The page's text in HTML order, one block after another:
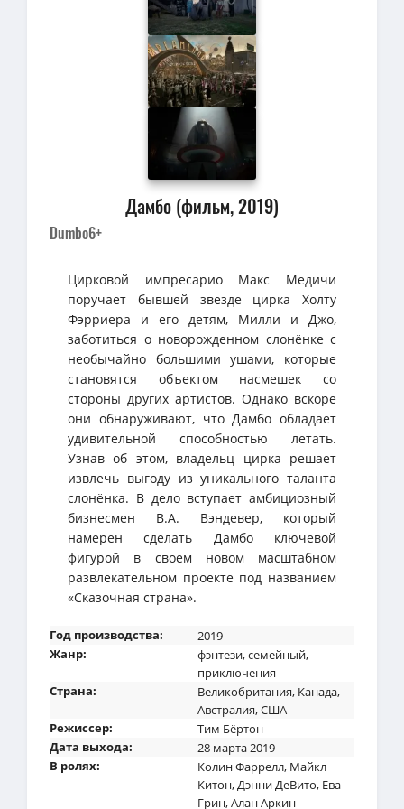
Дамбо (фильм, 2019)
Dumbo6+
Цирковой импресарио Макс Медичи
поручает бывшей звезде цирка Холту
Фэрриера и его детям, Милли и Джо,
заботиться о новорожденном слонёнке с
необычайно большими ушами, которые
становятся объектом насмешек со
стороны других артистов. Однако вскоре
они обнаруживают, что Дамбо обладает
удивительной способностью летать.
Узнав об этом, владельц цирка решает
извлечь выгоду из уникального таланта
слонёнка. В дело вступает амбициозный
бизнесмен В.А. Вэндевер, который
намерен сделать Дамбо ключевой
фигурой в своем новом масштабном
развлекательном проекте под названием
«Сказочная страна».
Год производства:
2019
Жанр:
фэнтези,семейный,
приключения
Страна:
Великобритания, Канада,
Австралия,США
Режиссер:
Тим Бёртон
Дата выхода:
28 марта 2019
В ролях:
Колин Фаррелл, Майкл
Китон,Дэнни ДеВито, Ева
Грин,Алан Аркин